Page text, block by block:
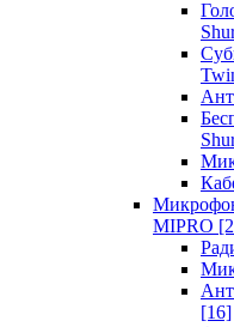
MIPRO
[16]